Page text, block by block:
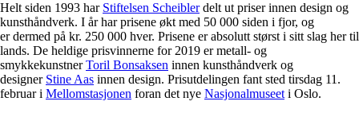
Helt siden 1993 har Stiftelsen Scheiblerdelt ut priser innen design og
kunsthåndverk. I år har prisene økt med 50 000 siden i fjor, og
er dermed på kr. 250 000 hver. Prisene er absolutt størst i sitt slag her til
lands. De heldige prisvinnerne for 2019 er metall- og
smykkekunstnerToril Bonsaksen innen kunsthåndverk og
designer Stine Aas innen design. Prisutdelingen fant sted tirsdag 11.
februar i Mellomstasjonen foran det nye Nasjonalmuseet i Oslo.